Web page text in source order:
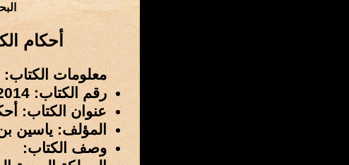
أحكام
معلومات الكتاب:
رقم الكتاب: 2014
عنوان الكتاب:
المؤلف: ياسين
وصف الكتاب: